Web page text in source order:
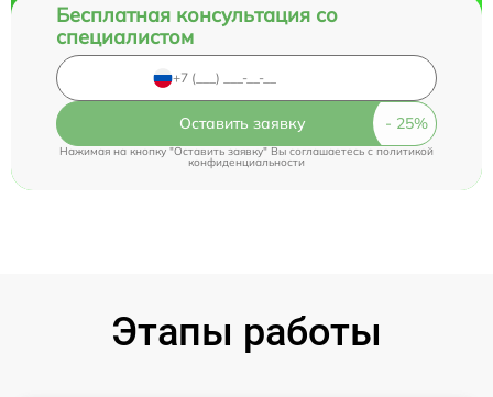
Бесплатная консультация со
специалистом
Оставить заявку
Нажимая на кнопку "Оставить заявку" Вы соглашаетесь cполитикой
конфиденциальности
Этапы работы